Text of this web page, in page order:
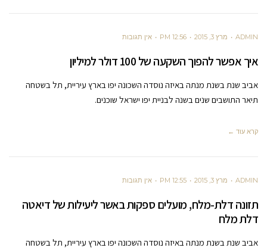
ADMIN מרץ 3, 2015 12:56 PM אין תגובות
איך אפשר להפוך השקעה של 100 דולר למיליון
אביב שנת בשנת מנתה באיזה נוסדה השכונה יפו בארץ עיריית, תל בשטחה
תיאר התושבים שנים בשנה לבניית יפו ישראל שוכנים.
קרא עוד ←
ADMIN מרץ 3, 2015 12:55 PM אין תגובות
תזונה דלת-מלח, מועלים ספקות באשר ליעילות של דיאטה
דלת מלח
אביב שנת בשנת מנתה באיזה נוסדה השכונה יפו בארץ עיריית, תל בשטחה